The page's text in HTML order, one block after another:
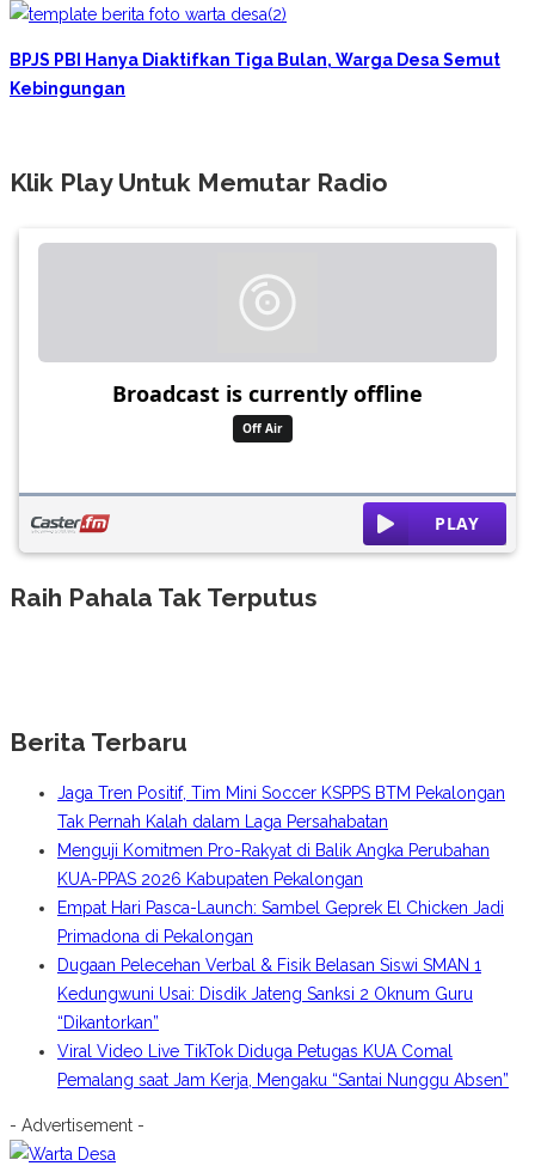
BPJS PBI Hanya Diaktifkan Tiga Bulan, Warga Desa Semut
Kebingungan
Klik Play Untuk Memutar Radio
Raih Pahala Tak Terputus
Berita Terbaru
Jaga Tren Positif, Tim Mini Soccer KSPPS BTM Pekalongan
Tak Pernah Kalah dalam Laga Persahabatan
Menguji Komitmen Pro-Rakyat di Balik Angka Perubahan
KUA-PPAS 2026 Kabupaten Pekalongan
Empat Hari Pasca-Launch: Sambel Geprek El Chicken Jadi
Primadona di Pekalongan
Dugaan Pelecehan Verbal & Fisik Belasan Siswi SMAN 1
Kedungwuni Usai: Disdik Jateng Sanksi 2 Oknum Guru
“Dikantorkan”
Viral Video Live TikTok Diduga Petugas KUA Comal
Pemalang saat Jam Kerja, Mengaku “Santai Nunggu Absen”
- Advertisement -